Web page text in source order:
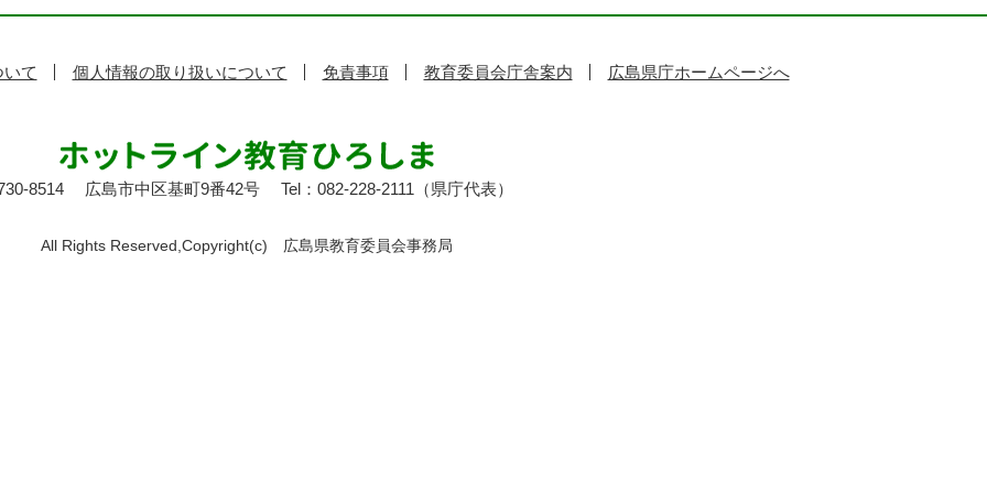
て 個人情報の取り扱いについて 免責事項 教育委員会庁舎案内 広島県庁ホームページへ
8514 広島市中区基町9番42号 Tel：082-228-2111（県庁代表）
All Rights Reserved,Copyright(c) 広島県教育委員会事務局